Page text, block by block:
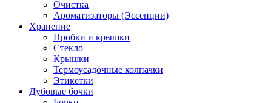
Очистка
Ароматизаторы (Эссенции)
Хранение
Пробки и крышки
Стекло
Крышки
Термоусадочные колпачки
Этикетки
Дубовые бочки